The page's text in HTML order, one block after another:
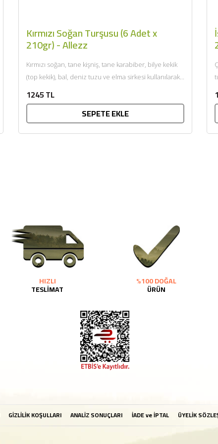
Kırmızı Soğan Turşusu (6 Adet x
210gr) - Allezz
Kırmızı soğan, tane kişniş, tane karabiber, bilye kekik
(top kekik), bal, deniz tuzu ve elma sirkesi kullanılarak...
1245 TL
SEPETE EKLE
HIZLI
TESLİMAT
%100 DOĞAL
ÜRÜN
GİZLİLİK KOŞULLARI ANALİZ SONUÇLARI İADE ve İPTAL ÜYELİK